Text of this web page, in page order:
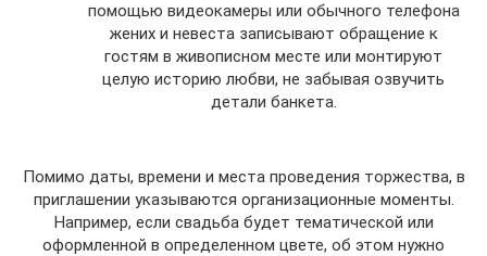
помощью видеокамеры или обычного телефона
жених и невеста записывают обращение к
гостям в живописном месте или монтируют
целую историю любви, не забывая озвучить
детали банкета.
Помимо даты, времени и места проведения торжества, в
приглашении указываются организационные моменты.
Например, если свадьба будет тематической или
оформленной в определенном цвете, об этом нужно